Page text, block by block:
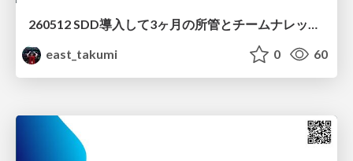
260512 SDD導入して3ヶ月の所管とチームナレッジをSkillやAgentにしたい
east_takumi
0 60